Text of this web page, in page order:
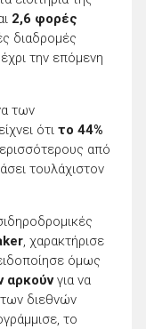
2,6 φορές
διαδρομές
την επόμενη
των
ότι το 44%
από
τουλάχιστον
, χαρακτήρισε
όμως
αρκούνγια να
των διεθνών
το